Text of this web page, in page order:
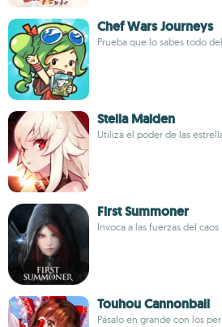
Chef Wars Journeys
Prueba que lo sabes todo
Stella Maiden
Utiliza el poder de las
First Summoner
Invoca a las fuerzas del caos
Touhou Cannonball
Pásalo en grande con los